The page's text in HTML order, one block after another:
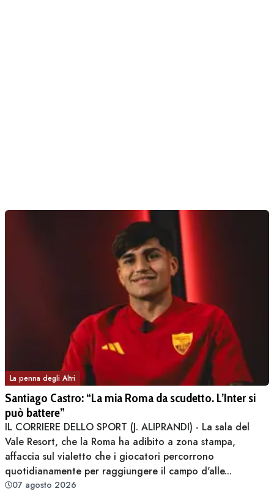
La penna degli Altri
Santiago Castro: “La mia Roma da scudetto. L’Inter si
può battere”
IL CORRIERE DELLO SPORT (J. ALIPRANDI) - La sala del
Vale Resort, che la Roma ha adibito a zona stampa,
affaccia sul vialetto che i giocatori percorrono
quotidianamente per raggiungere il campo d'alle...
07 agosto 2026